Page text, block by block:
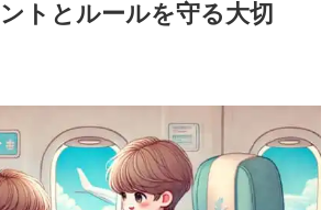
トとルールを守る大切